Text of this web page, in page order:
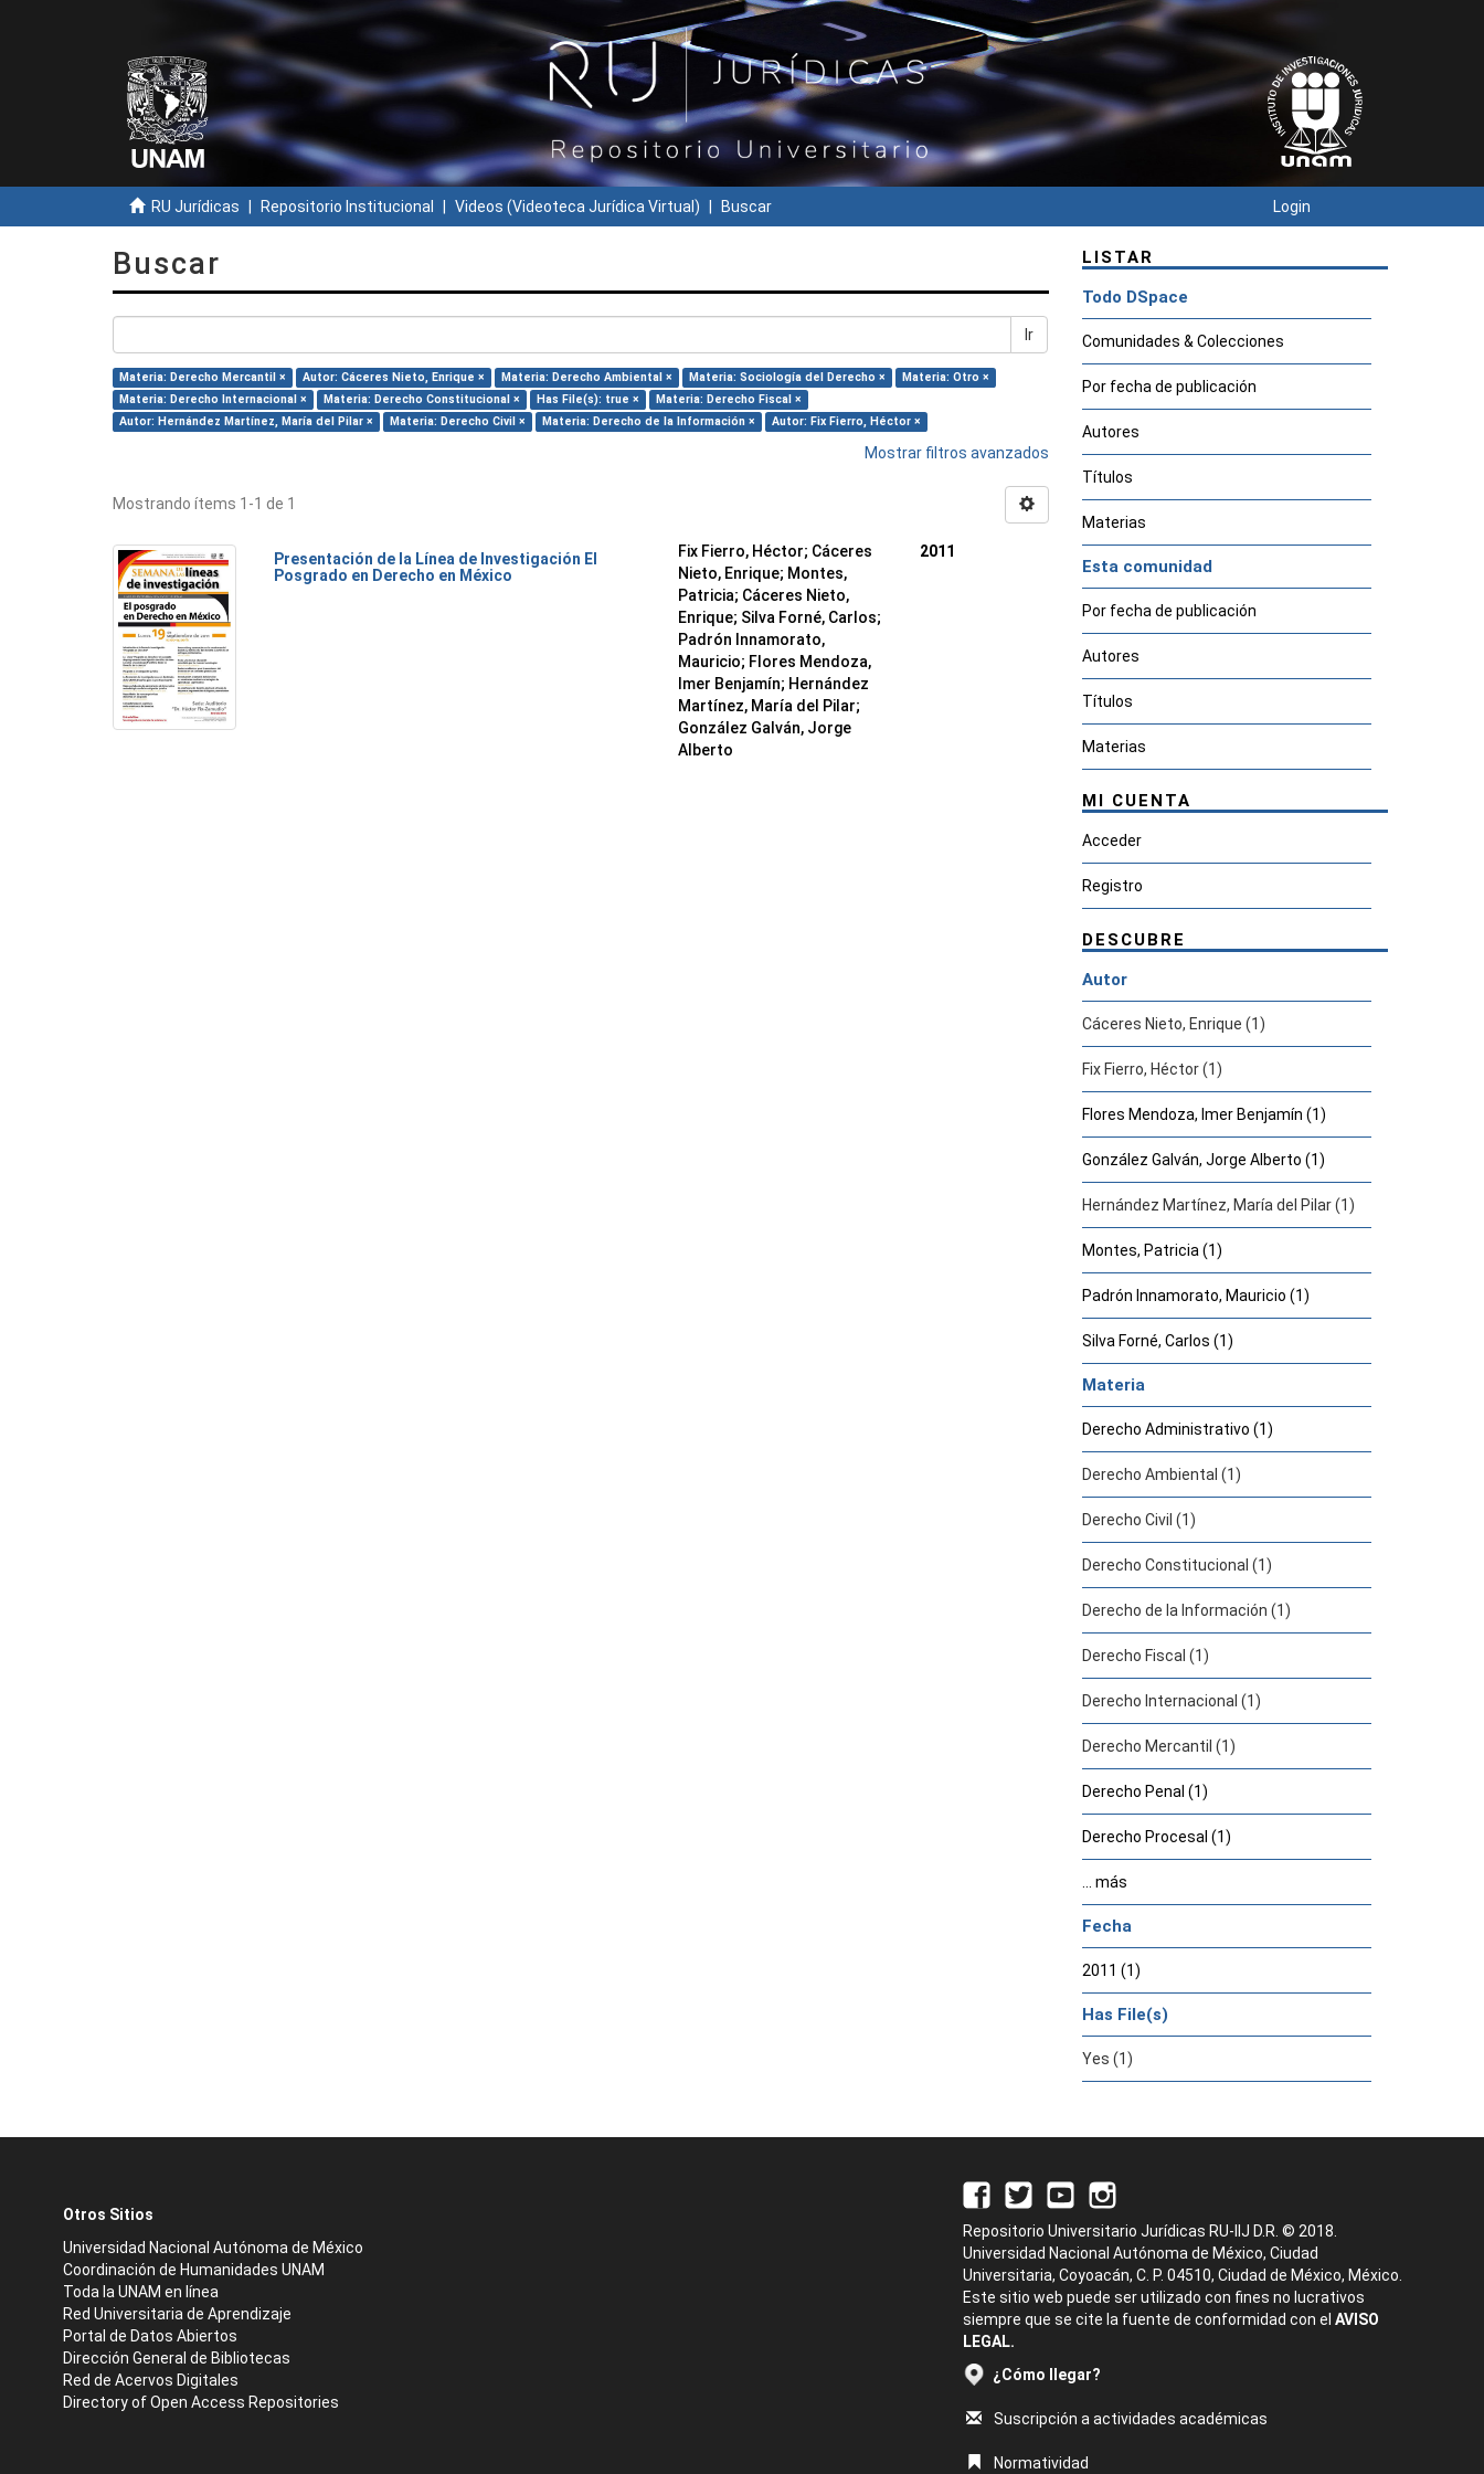
RU Jurídicas Repositorio Institucional Videos (Videoteca Jurídica Virtual) Buscar Login
Buscar
Ir
Materia: Derecho Mercantil × Autor: Cáceres Nieto, Enrique × Materia: Derecho Ambiental × Materia: Sociología del Derecho ×
Materia: Otro ×
Materia: Derecho Internacional ×
Materia: Derecho Constitucional × Has File(s): true ×
Materia: Derecho Fiscal ×
Autor: Hernández Martínez, María del Pilar ×
Materia: Derecho Civil × Materia: Derecho de la Información × Autor: Fix Fierro, Héctor ×
Mostrar filtros avanzados
Mostrando ítems 1-1 de 1
Presentación de la Línea de Investigación El
Posgrado en Derecho en México
Fix Fierro, Héctor; Cáceres
Nieto, Enrique; Montes,
Patricia; Cáceres Nieto,
Enrique; Silva Forné, Carlos;
Padrón Innamorato,
Mauricio; Flores Mendoza,
Imer Benjamín; Hernández
Martínez, María del Pilar;
González Galván, Jorge
Alberto
2011
LISTAR
Todo DSpace
Comunidades & Colecciones
Por fecha de publicación
Autores
Títulos
Materias
Esta comunidad
Por fecha de publicación
Autores
Títulos
Materias
MI CUENTA
Acceder
Registro
DESCUBRE
Autor
Cáceres Nieto, Enrique (1)
Fix Fierro, Héctor (1)
Flores Mendoza, Imer Benjamín (1)
González Galván, Jorge Alberto (1)
Hernández Martínez, María del Pilar (1)
Montes, Patricia (1)
Padrón Innamorato, Mauricio (1)
Silva Forné, Carlos (1)
Materia
Derecho Administrativo (1)
Derecho Ambiental (1)
Derecho Civil (1)
Derecho Constitucional (1)
Derecho de la Información (1)
Derecho Fiscal (1)
Derecho Internacional (1)
Derecho Mercantil (1)
Derecho Penal (1)
Derecho Procesal (1)
... más
Fecha
2011 (1)
Has File(s)
Yes (1)
Otros Sitios
Universidad Nacional Autónoma de México
Coordinación de Humanidades UNAM
Toda la UNAM en línea
Red Universitaria de Aprendizaje
Portal de Datos Abiertos
Dirección General de Bibliotecas
Red de Acervos Digitales
Directory of Open Access Repositories
Repositorio Universitario Jurídicas RU-IIJ D.R. © 2018.
Universidad Nacional Autónoma de México, Ciudad
Universitaria, Coyoacán, C. P. 04510, Ciudad de México, México.
Este sitio web puede ser utilizado con fines no lucrativos
siempre que se cite la fuente de conformidad con el AVISO
LEGAL.
¿Cómo llegar?
Suscripción a actividades académicas
Normatividad